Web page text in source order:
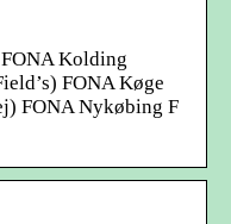
Kolding
FONA Køge
FONA Nykøbing F